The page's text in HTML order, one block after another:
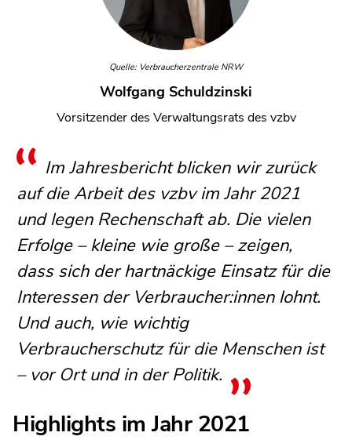
Quelle: Verbraucherzentrale NRW
Wolfgang Schuldzinski
Vorsitzender des Verwaltungsrats des vzbv
Im Jahresbericht blicken wir zurück
auf die Arbeit des vzbv im Jahr 2021
und legen Rechenschaft ab. Die vielen
Erfolge – kleine wie große – zeigen,
dass sich der hartnäckige Einsatz für die
Interessen der Verbraucher:innen lohnt.
Und auch, wie wichtig
Verbraucherschutz für die Menschen ist
– vor Ort und in der Politik.
Highlights im Jahr 2021